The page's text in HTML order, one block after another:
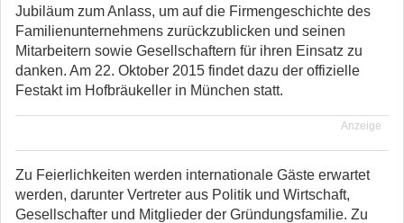
Jubiläum zum Anlass, um auf die Firmengeschichte des
Familienunternehmens zurückzublicken und seinen
Mitarbeitern sowie Gesellschaftern für ihren Einsatz zu
danken. Am 22. Oktober 2015 findet dazu der offizielle
Festakt im Hofbräukeller in München statt.
Anzeige
Zu Feierlichkeiten werden internationale Gäste erwartet
werden, darunter Vertreter aus Politik und Wirtschaft,
Gesellschafter und Mitglieder der Gründungsfamilie. Zu